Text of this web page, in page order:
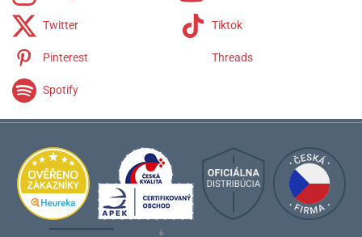
Twitter Tiktok
Pinterest Threads
Spotify